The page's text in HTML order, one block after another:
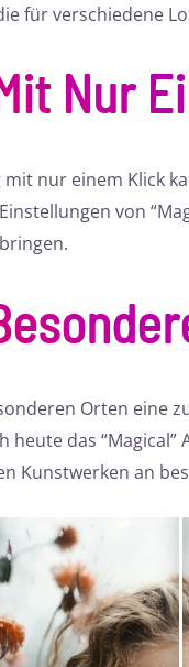
für verschiedene
Nur
nur einem Klick
von
Orten eine
heute das
Kunstwerken an